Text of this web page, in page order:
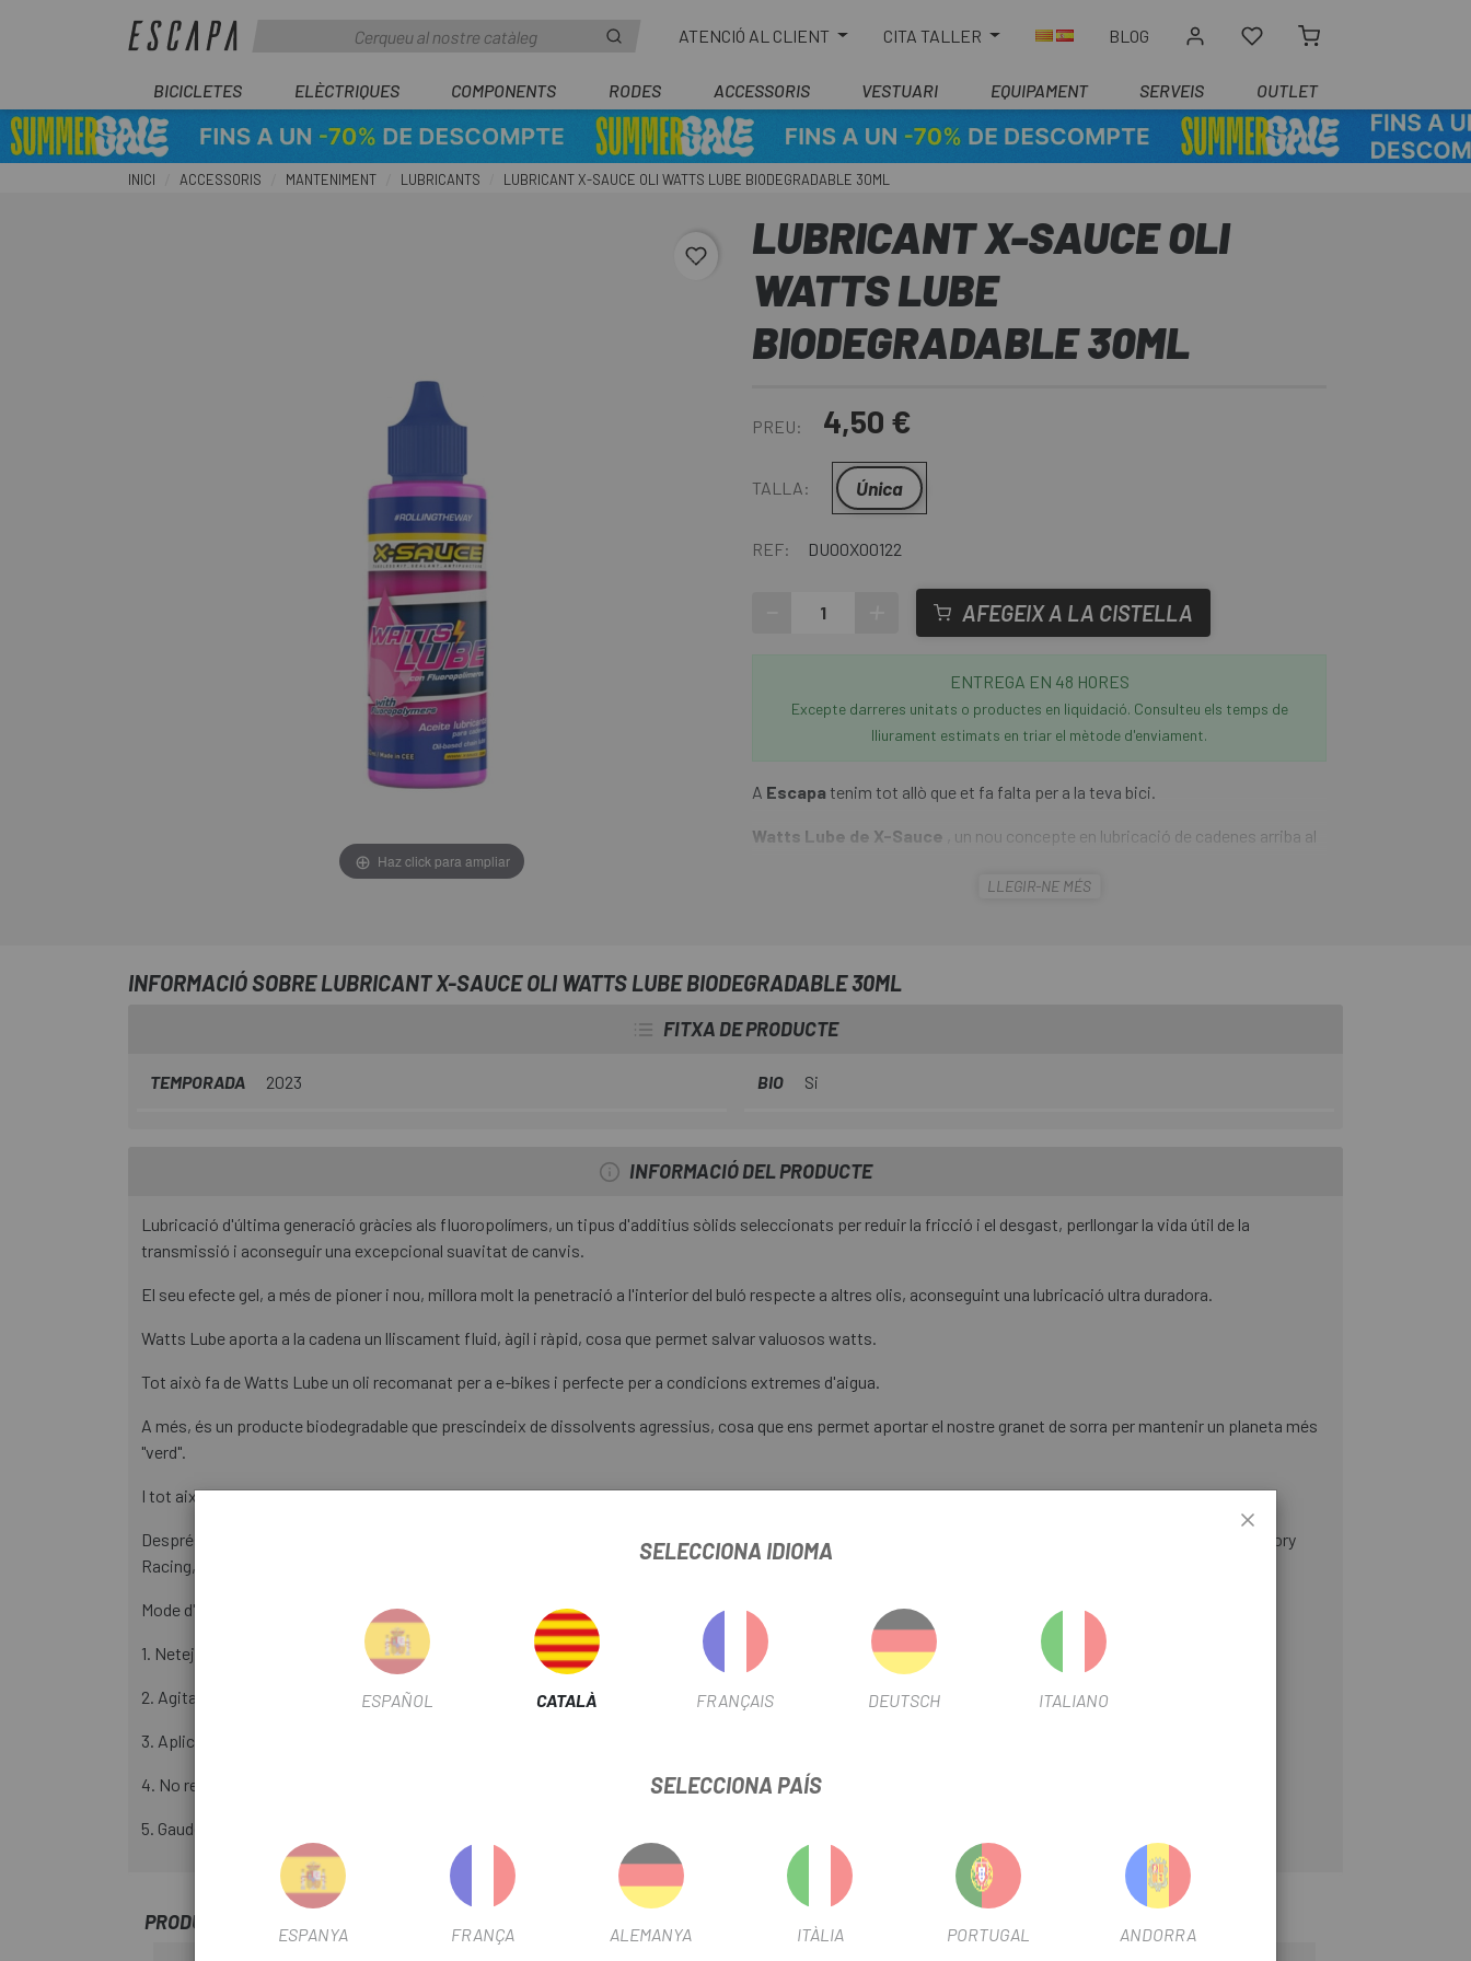
ATENCIÓ AL CLIENT CITA TALLER BLOG
BICICLETES ELÈCTRIQUES COMPONENTS RODES ACCESSORIS VESTUARI EQUIPAMENT SERVEIS OUTLET
INICI ACCESSORIS MANTENIMENT LUBRICANTS LUBRICANT X-SAUCE OLI WATTS LUBE BIODEGRADABLE 30ML
favorite_border
Haz click para ampliar
LUBRICANT X-SAUCE OLI
WATTS LUBE
BIODEGRADABLE 30ML
PREU: 4,50 €
TALLA: Única
REF: DU00X00122
AFEGEIX A LA CISTELLA
ENTREGA EN 48 HORES
Excepte darreres unitats o productes en liquidació. Consulteu els temps de
lliurament estimats en triar el mètode d'enviament.
A Escapa tenim tot allò que et fa falta per a la teva bici.
Watts Lube de X-Sauce , un nou concepte en lubricació de cadenes arriba al
condicions humides.
LLEGIR-NE MÉS
INFORMACIÓ SOBRE LUBRICANT X-SAUCE OLI WATTS LUBE BIODEGRADABLE 30ML
FITXA DE PRODUCTE
TEMPORADA 2023 BIO Si
INFORMACIÓ DEL PRODUCTE
Lubricació d'última generació gràcies als fluoropolímers, un tipus d'additius sòlids seleccionats per reduir la fricció i el desgast, perllongar la vida útil de la
transmissió i aconseguir una excepcional suavitat de canvis.
El seu efecte gel, a més de pioner i nou, millora molt la penetració a l'interior del buló respecte a altres olis, aconseguint una lubricació ultra duradora.
Watts Lube aporta a la cadena un lliscament fluid, àgil i ràpid, cosa que permet salvar valuosos watts.
Tot això fa de Watts Lube un oli recomanat per a e-bikes i perfecte per a condicions extremes d'aigua.
A més, és un producte biodegradable que prescindeix de dissolvents agressius, cosa que ens permet aportar el nostre granet de sorra per mantenir un planeta més
"verd".
I tot això amb un aspecte molt cridaner, el seu color rosa i la seva agradable olor no us deixaran indiferent.
Després de diversos anys de desenvolupament i testat a les millors competicions del món pels equips professionals espanyols, BH Temple Cafès, MMR Factory
Racing, Primaflor-Mondraer i l' X-Sauce Factory Team, l'empresa madrilenya posa a disposició dels usuaris un oli perfecte .
Mode d'aplicació:
1. Neteja la cadena i deixa-la assecar bé.
2. Agita bé el Watts Lube.
3. Aplica.
4. No retireu l'excés i deixeu assecar totalment.
5. Gaudeix de la ruta.
PRODUCTOS SIMILARES
SELECCIONA IDIOMA
ESPAÑOL CATALÀ FRANÇAIS DEUTSCH ITALIANO
SELECCIONA PAÍS
ESPANYA FRANÇA ALEMANYA ITÀLIA PORTUGAL ANDORRA